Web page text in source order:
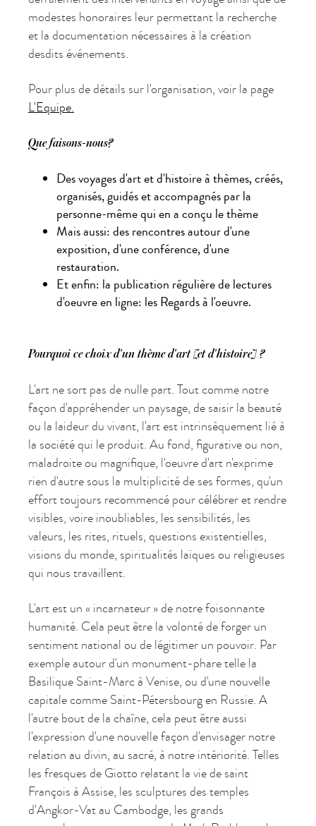
modestes honoraires leur permettant la recherche
et la documentation nécessaires à la création
desdits événements.
Pour plus de détails sur l'organisation, voir la page
L'Equipe.
Que faisons-nous?
Des voyages d'art et d'histoire à thèmes, créés,
organisés, guidés et accompagnés par la
personne-même qui en a conçu le thème
Mais aussi: des rencontres autour d'une
exposition, d'une conférence, d'une
restauration.
Et enfin: la publication régulière de lectures
d'oeuvre en ligne: les Regards à l'oeuvre.
Pourquoi ce choix d'un thème d'art [et d'histoire] ?
L'art ne sort pas de nulle part. Tout comme notre
façon d'appréhender un paysage, de saisir la beauté
ou la laideur du vivant, l'art est intrinsèquement lié à
la société qui le produit. Au fond, figurative ou non,
maladroite ou magnifique, l'oeuvre d'art n'exprime
rien d'autre sous la multiplicité de ses formes, qu'un
effort toujours recommencé pour célébrer et rendre
visibles, voire inoubliables, les sensibilités, les
valeurs, les rites, rituels, questions existentielles,
visions du monde, spiritualités laïques ou religieuses
qui nous travaillent.
L'art est un « incarnateur » de notre foisonnante
humanité. Cela peut être la volonté de forger un
sentiment national ou de légitimer un pouvoir. Par
exemple autour d'un monument-phare telle la
Basilique Saint-Marc à Venise, ou d'une nouvelle
capitale comme Saint-Pétersbourg en Russie. A
l'autre bout de la chaîne, cela peut être aussi
l'expression d'une nouvelle façon d'envisager notre
relation au divin, au sacré, à notre intériorité. Telles
les fresques de Giotto relatant la vie de saint
François à Assise, les sculptures des temples
d'Angkor-Vat au Cambodge, les grands